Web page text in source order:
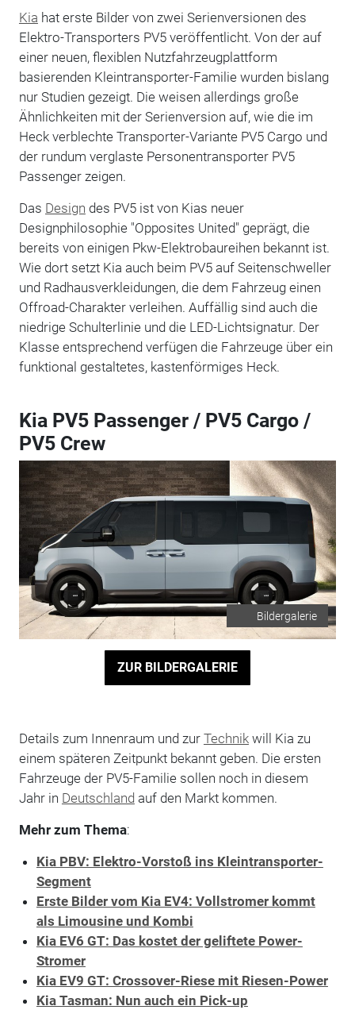
Kia hat erste Bilder von zwei Serienversionen des
Elektro-Transporters PV5 veröffentlicht. Von der auf
einer neuen, flexiblen Nutzfahrzeugplattform
basierenden Kleintransporter-Familie wurden bislang
nur Studien gezeigt. Die weisen allerdings große
Ähnlichkeiten mit der Serienversion auf, wie die im
Heck verblechte Transporter-Variante PV5 Cargo und
der rundum verglaste Personentransporter PV5
Passenger zeigen.
Das Design des PV5 ist von Kias neuer
Designphilosophie "Opposites United" geprägt, die
bereits von einigen Pkw-Elektrobaureihen bekannt ist.
Wie dort setzt Kia auch beim PV5 auf Seitenschweller
und Radhausverkleidungen, die dem Fahrzeug einen
Offroad-Charakter verleihen. Auffällig sind auch die
niedrige Schulterlinie und die LED-Lichtsignatur. Der
Klasse entsprechend verfügen die Fahrzeuge über ein
funktional gestaltetes, kastenförmiges Heck.
Kia PV5 Passenger / PV5 Cargo /
PV5 Crew
Bildergalerie
ZUR BILDERGALERIE
Details zum Innenraum und zur Technikwill Kia zu
einem späteren Zeitpunkt bekannt geben. Die ersten
Fahrzeuge der PV5-Familie sollen noch in diesem
Jahr in Deutschland auf den Markt kommen.
Mehr zum Thema:
Kia PBV: Elektro-Vorstoß ins Kleintransporter-
Segment
Erste Bilder vom Kia EV4: Vollstromer kommt
als Limousine und Kombi
Kia EV6 GT: Das kostet der geliftete Power-
Stromer
Kia EV9 GT: Crossover-Riese mit Riesen-Power
Kia Tasman: Nun auch ein Pick-up